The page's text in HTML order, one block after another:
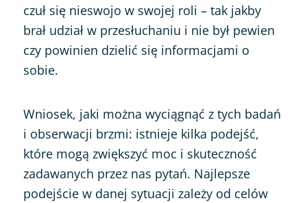
czuł się nieswojo w swojej roli – tak jakby
brał udział w przesłuchaniu i nie był pewien
czy powinien dzielić się informacjami o
sobie.
Wniosek, jaki można wyciągnąć z tych badań
i obserwacji brzmi: istnieje kilka podejść,
które mogą zwiększyć moc i skuteczność
zadawanych przez nas pytań. Najlepsze
podejście w danej sytuacji zależy od celów